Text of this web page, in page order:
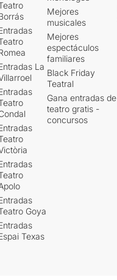
La
Goya
Texas
Mejores
musicales
Mejores
espectáculos
familiares
Black Friday
Teatral
Gana entradas de
teatro gratis -
concursos